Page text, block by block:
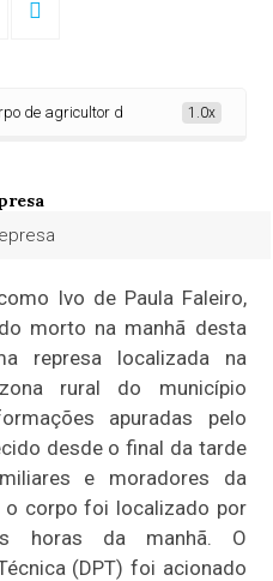
de agricultor de 62 anos é encontrado
1.0x
Ivo de Paula Faleiro,
morto na manhã desta
represa localizada na
rural do município
apuradas pelo
desde o final da tarde
e moradores da
o corpo foi localizado por
horas da manhã. O
(DPT) foi acionado